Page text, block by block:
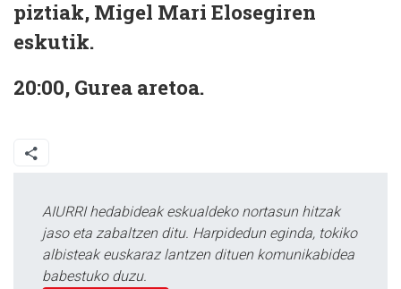
piztiak, Migel Mari Elosegiren
eskutik.
20:00, Gurea aretoa.
AIURRI hedabideak eskualdeko nortasun hitzak
jaso eta zabaltzen ditu. Harpidedun eginda, tokiko
albisteak euskaraz lantzen dituen komunikabidea
babestuko duzu.